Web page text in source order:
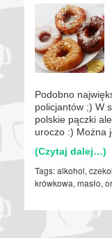
Podobno
policjantów ;) W
polskie pączki
uroczo :) Można
(Czytaj dalej…)
Tags:alkohol,
krówkowa, masło,